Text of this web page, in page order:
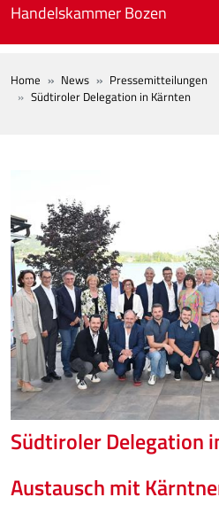
Skip to main content
Handelskammer Bozen
BREADCRUMB
Home News
Pressemitteilungen
Südtiroler Delegation in Kärnten
Südtiroler Delegation
Austausch mit